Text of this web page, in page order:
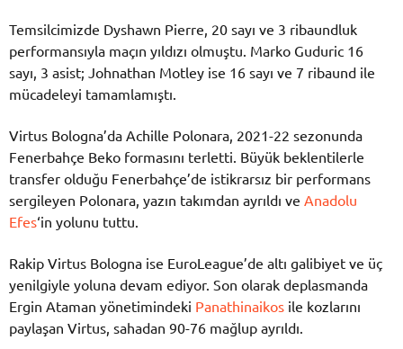
Temsilcimizde Dyshawn Pierre, 20 sayı ve 3 ribaundluk
performansıyla maçın yıldızı olmuştu. Marko Guduric 16
sayı, 3 asist; Johnathan Motley ise 16 sayı ve 7 ribaund ile
mücadeleyi tamamlamıştı.
Virtus Bologna’da Achille Polonara, 2021-22 sezonunda
Fenerbahçe Beko formasını terletti. Büyük beklentilerle
transfer olduğu Fenerbahçe’de istikrarsız bir performans
sergileyen Polonara, yazın takımdan ayrıldı ve Anadolu
Efes‘in yolunu tuttu.
Rakip Virtus Bologna ise EuroLeague’de altı galibiyet ve üç
yenilgiyle yoluna devam ediyor. Son olarak deplasmanda
Ergin Ataman yönetimindeki Panathinaikos ile kozlarını
paylaşan Virtus, sahadan 90-76 mağlup ayrıldı.